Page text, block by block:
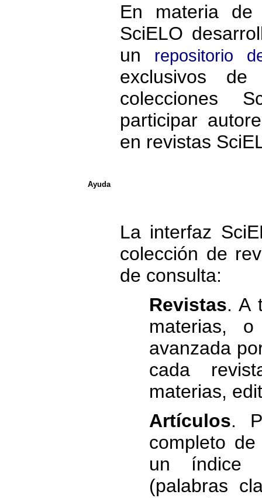
En materia de
SciELO
un
repositorio
exclusivos
colecciones
participar
en revistas
Ayuda
La interfaz
colección de
de consulta:
Revistas. A
materias,
avanzada
cada
materias,
Artículos.
completo
un índice
(palabras